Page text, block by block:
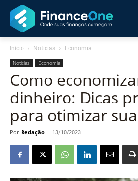
Início Notícias Economia
Notícias Economia
Como
dinheiro: Dicas
para otimizar
Por Redação - 13/10/2023